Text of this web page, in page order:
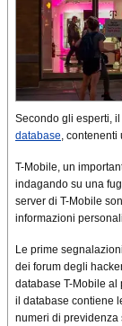
Secondo gli esperti,
database, contenenti
T-Mobile, un
indagando su una
server di T-Mobile
informazioni
Le prime
dei forum degli
database T-Mobile al
il database contiene
numeri di